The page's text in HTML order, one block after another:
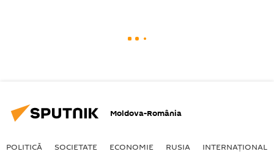
Moldova-România
POLITICĂ SOCIETATE ECONOMIE RUSIA INTERNAŢIONAL